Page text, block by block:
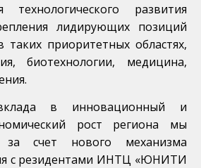
развития
лидирующих позиций
таких приоритетных областях,
биотехнологии, медицина,
в инновационный и
рост региона мы
за счет нового механизма
с резидентами ИНТЦ «ЮНИТИ